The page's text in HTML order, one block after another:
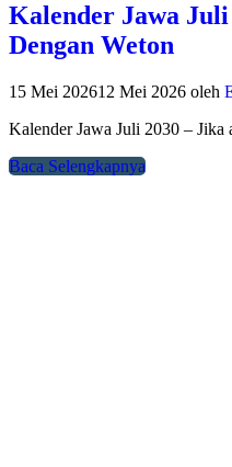
Kalender Jawa
Dengan Weton
15 Mei 202612 Mei 2026 oleh
Kalender Jawa Juli 2030 –
Baca Selengkapnya